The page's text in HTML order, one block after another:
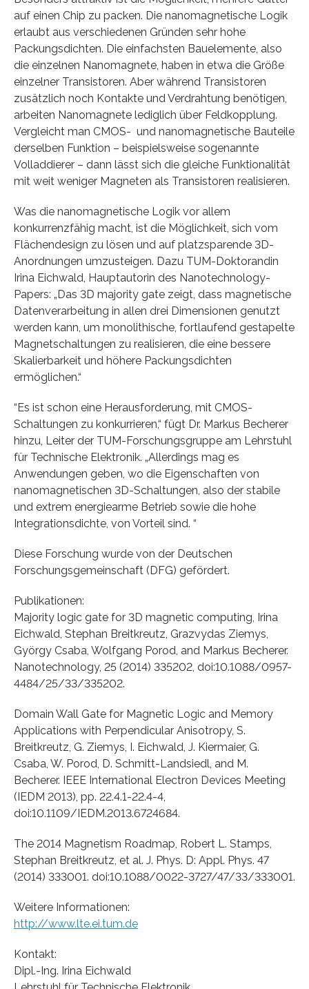
auf einen Chip zu packen. Die nanomagnetische Logik
erlaubt aus verschiedenen Gründen sehr hohe
Packungsdichten. Die einfachsten Bauelemente, also
die einzelnen Nanomagnete, haben in etwa die Größe
einzelner Transistoren. Aber während Transistoren
zusätzlich noch Kontakte und Verdrahtung benötigen,
arbeiten Nanomagnete lediglich über Feldkopplung.
Vergleicht man CMOS- und nanomagnetische Bauteile
derselben Funktion – beispielsweise sogenannte
Volladdierer – dann lässt sich die gleiche Funktionalität
mit weit weniger Magneten als Transistoren realisieren.
Was die nanomagnetische Logik vor allem
konkurrenzfähig macht, ist die Möglichkeit, sich vom
Flächendesign zu lösen und auf platzsparende 3D-
Anordnungen umzusteigen. Dazu TUM-Doktorandin
Irina Eichwald, Hauptautorin des Nanotechnology-
Papers: „Das 3D majority gate zeigt, dass magnetische
Datenverarbeitung in allen drei Dimensionen genutzt
werden kann, um monolithische, fortlaufend gestapelte
Magnetschaltungen zu realisieren, die eine bessere
Skalierbarkeit und höhere Packungsdichten
ermöglichen.“
“Es ist schon eine Herausforderung, mit CMOS-
Schaltungen zu konkurrieren,“ fügt Dr. Markus Becherer
hinzu, Leiter der TUM-Forschungsgruppe am Lehrstuhl
für Technische Elektronik. „Allerdings mag es
Anwendungen geben, wo die Eigenschaften von
nanomagnetischen 3D-Schaltungen, also der stabile
und extrem energiearme Betrieb sowie die hohe
Integrationsdichte, von Vorteil sind. “
Diese Forschung wurde von der Deutschen
Forschungsgemeinschaft (DFG) gefördert.
Publikationen:
Majority logic gate for 3D magnetic computing, Irina
Eichwald, Stephan Breitkreutz, Grazvydas Ziemys,
György Csaba, Wolfgang Porod, and Markus Becherer.
Nanotechnology, 25 (2014) 335202, doi:10.1088/0957-
4484/25/33/335202.
Domain Wall Gate for Magnetic Logic and Memory
Applications with Perpendicular Anisotropy, S.
Breitkreutz, G. Ziemys, I. Eichwald, J. Kiermaier, G.
Csaba, W. Porod, D. Schmitt-Landsiedl, and M.
Becherer. IEEE International Electron Devices Meeting
(IEDM 2013), pp. 22.4.1-22.4-4,
doi:10.1109/IEDM.2013.6724684.
The 2014 Magnetism Roadmap, Robert L. Stamps,
Stephan Breitkreutz, et al. J. Phys. D: Appl. Phys. 47
(2014) 333001. doi:10.1088/0022-3727/47/33/333001.
Weitere Informationen:
http://www.lte.ei.tum.de
Kontakt:
Dipl.-Ing. Irina Eichwald